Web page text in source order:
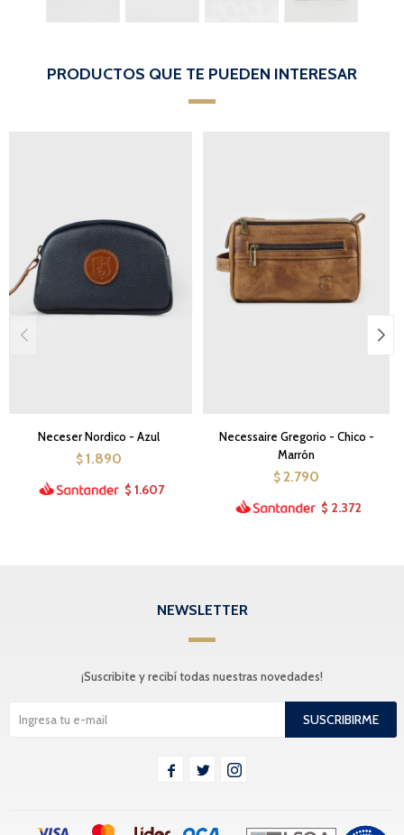
PRODUCTOS QUE TE PUEDEN INTERESAR
Neceser Nordico - Azul
$ 1.890
$ 1.607
Necessaire Gregorio - Chico -
Marrón
$ 2.790
$ 2.372
NEWSLETTER
¡Suscribite y recibí todas nuestras novedades!
SUSCRIBIRME
  